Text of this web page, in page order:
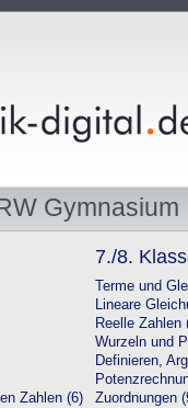
Gymnasium
Zahlen (6)
7./8.
Terme und
Lineare
Reelle Zahlen
Wurzeln und
Definieren,
Zuordnungen